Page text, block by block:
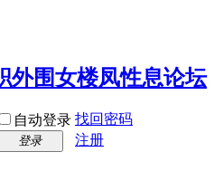
自动登录 找回密码
登录
注册